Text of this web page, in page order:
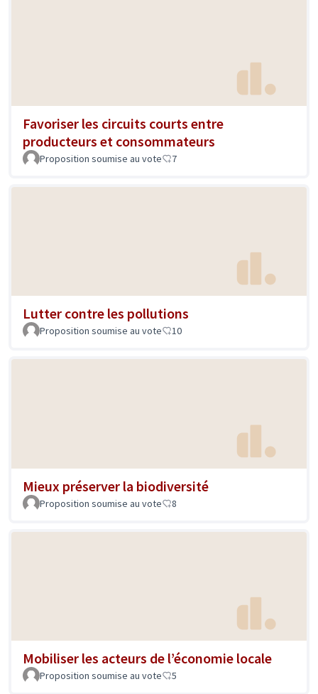
Favoriser les circuits courts entre
producteurs et consommateurs
Proposition soumise au vote 7
Lutter contre les pollutions
Proposition soumise au vote 10
Mieux préserver la biodiversité
Proposition soumise au vote 8
Mobiliser les acteurs de l’économie locale
Proposition soumise au vote 5